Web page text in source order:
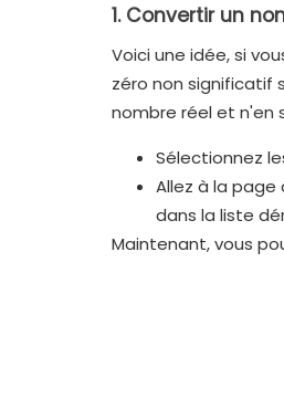
1. Convertir un
Voici une idée, si
zéro non significatif
nombre réel et n'en
Sélectionnez
Allez à la
dans la liste
Maintenant, vous